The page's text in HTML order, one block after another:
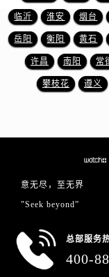
临沂 淮安 烟台
岳阳 衡阳 黄石
许昌 南阳 常
攀枝花 遵义
意无尽，至无界
"Seek beyond”
总部服务
400-